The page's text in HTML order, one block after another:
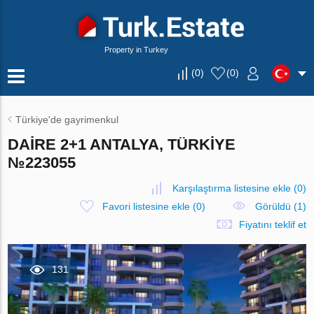
Property in Turkey
(0) (0)
Türkiye'de gayrimenkul
DAIRE 2+1 ANTALYA, TÜRKIYE
№223055
Karşılaştırma listesine ekle(0)
Favori listesine ekle(0)
Görüldü (1)
Fiyatını teklif et
131